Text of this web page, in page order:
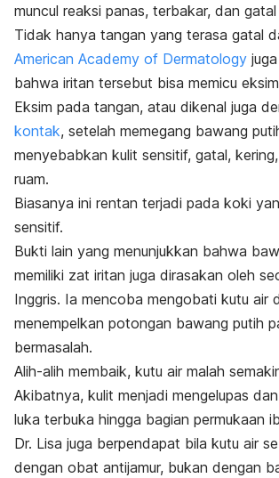
muncul reaksi panas, terbakar, dan
Tidak hanya tangan yang terasa gatal
American Academy of Dermatology
bahwa iritan tersebut bisa memicu
Eksim pada tangan, atau dikenal juga
kontak, setelah memegang bawang
menyebabkan kulit sensitif, gatal,
ruam.
Biasanya ini rentan terjadi pada koki
sensitif.
Bukti lain yang menunjukkan bahwa
memiliki zat iritan juga dirasakan oleh
Inggris. Ia mencoba mengobati kutu air
menempelkan potongan bawang putih
bermasalah.
Alih-alih membaik, kutu air malah
Akibatnya, kulit menjadi mengelupas
luka terbuka hingga bagian permukaan
Dr. Lisa juga berpendapat bila kutu air
dengan obat antijamur, bukan dengan